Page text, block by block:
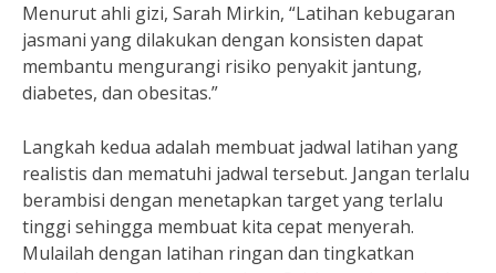
Menurut ahli gizi, Sarah Mirkin, “Latihan kebugaran
jasmani yang dilakukan dengan konsisten dapat
membantu mengurangi risiko penyakit jantung,
diabetes, dan obesitas.”
Langkah kedua adalah membuat jadwal latihan yang
realistis dan mematuhi jadwal tersebut. Jangan terlalu
berambisi dengan menetapkan target yang terlalu
tinggi sehingga membuat kita cepat menyerah.
Mulailah dengan latihan ringan dan tingkatkan